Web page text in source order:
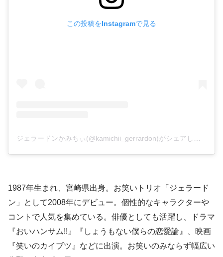
この投稿をInstagramで見る
1987年生まれ、宮崎県出身。お笑いトリオ「ジェラード
ン」として2008年にデビュー。個性的なキャラクターや
コントで人気を集めている。俳優としても活躍し、ドラマ
『おいハンサム!!』『しょうもない僕らの恋愛論』、映画
『笑いのカイブツ』などに出演。お笑いのみならず幅広い